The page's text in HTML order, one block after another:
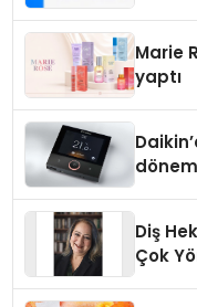
Marie
yaptı
Diş
Çok